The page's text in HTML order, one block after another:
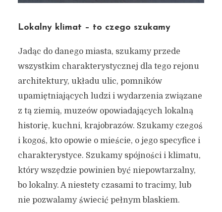
Lokalny klimat – to czego szukamy
Jadąc do danego miasta, szukamy przede
wszystkim charakterystycznej dla tego rejonu
architektury, układu ulic, pomników
upamiętniających ludzi i wydarzenia związane
z tą ziemią, muzeów opowiadających lokalną
historię, kuchni, krajobrazów. Szukamy czegoś
i kogoś, kto opowie o mieście, o jego specyfice i
charakterystyce. Szukamy spójności i klimatu,
który wszędzie powinien być niepowtarzalny,
bo lokalny. A niestety czasami to tracimy, lub
nie pozwalamy świecić pełnym blaskiem.